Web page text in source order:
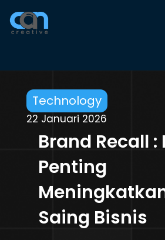
Technology
22 Januari 2026
Brand Recall :
Penting
Saing Bisnis